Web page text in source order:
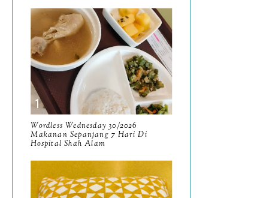
2025134
December15
November
October 13
September
August8
June10
Wordless Wednesday 30/2026
Makanan Sepanjang 7 Hari Di
Hospital Shah Alam